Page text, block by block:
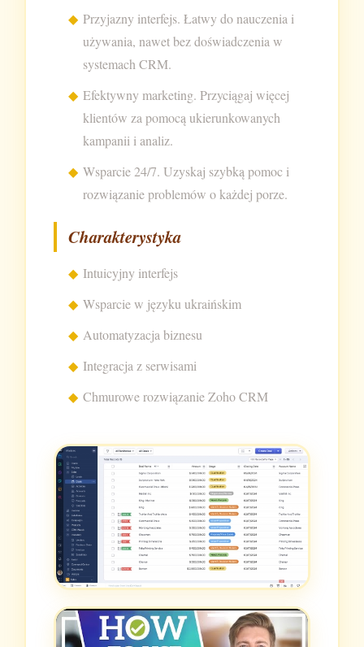
Przyjazny interfejs. Łatwy do nauczenia i
używania, nawet bez doświadczenia w
systemach CRM.
Efektywny marketing. Przyciągaj więcej
klientów za pomocą ukierunkowanych
kampanii i analiz.
Wsparcie 24/7. Uzyskaj szybką pomoc i
rozwiązanie problemów o każdej porze.
Charakterystyka
Intuicyjny interfejs
Wsparcie w języku ukraińskim
Automatyzacja biznesu
Integracja z serwisami
Chmurowe rozwiązanie Zoho CRM